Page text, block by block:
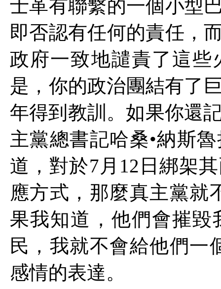
士革有聯繫的一個小型
即否認有任何的責任，
政府一致地譴責了這
是，你的政治團結有了
年得到教訓。如果你還
主黨總書記哈桑•納斯
道，對於7 月 12 日綁架
應方式，那麼真主黨就
果我知道，他們會摧毀
民，我就不會給他們一
感情的表達。